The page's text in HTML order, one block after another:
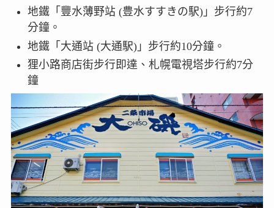
地鐵「豐水薄野站 (豊水すすきの駅)」步行約7
分鐘。
地鐵「大通站 (大通駅)」步行約10分鐘。
狸小路商店街步行即達、札幌電視塔步行約7分
鐘